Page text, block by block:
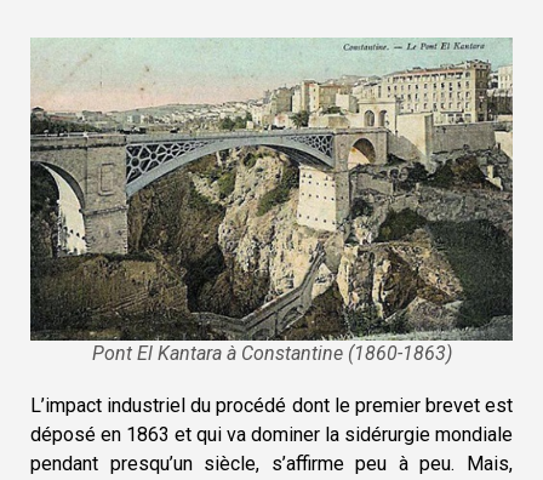
Pont El Kantara à Constantine (1860-1863)
L’impact industriel du procédé dont le premier brevet est
déposé en 1863 et qui va dominer la sidérurgie mondiale
pendant presqu’un siècle, s’affirme peu à peu. Mais,